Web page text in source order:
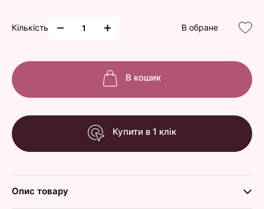
Кількість В обране
В кошик
Купити в 1 клік
Опис товару